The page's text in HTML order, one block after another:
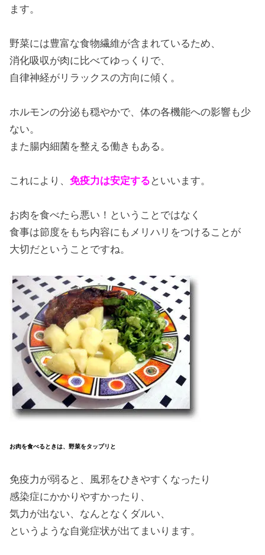
ます。
野菜には豊富な食物繊維が含まれているため、
消化吸収が肉に比べてゆっくりで、
自律神経がリラックスの方向に傾く。
ホルモンの分泌も穏やかで、体の各機能への影響も少
ない。
また腸内細菌を整える働きもある。
これにより、免疫力は安定する といいます。
お肉を食べたら悪い！ということではなく
食事は節度をもち内容にもメリハリをつけることが
大切だということですね。
お肉を食べるときは、野菜をタップリと
免疫力が弱ると、風邪をひきやすくなったり
感染症にかかりやすかったり、
気力が出ない、なんとなくダルい、
というような自覚症状が出てまいります。